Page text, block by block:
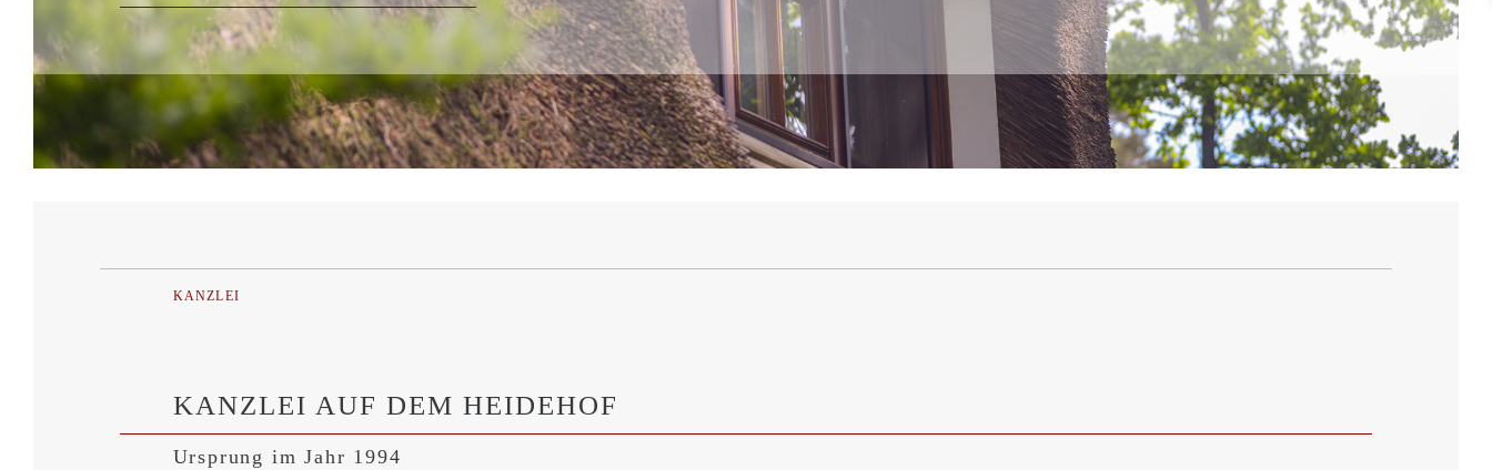
KANZLEI
KANZLEI AUF DEM HEIDEHOF
Ursprung im Jahr 1994